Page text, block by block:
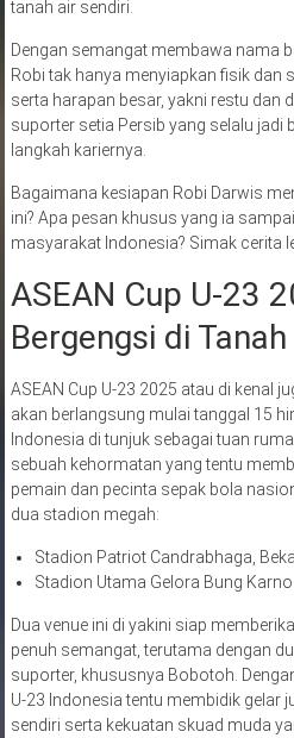
tanah air sendiri.
Dengan semangat membawa nama
Robi tak hanya menyiapkan fisik dan
serta harapan besar, yakni restu dan
suporter setia Persib yang selalu jadi
langkah kariernya.
Bagaimana kesiapan Robi Darwis
ini? Apa pesan khusus yang ia
masyarakat Indonesia? Simak cerita
ASEAN Cup U-23
Bergengsi di
ASEAN Cup U-23 2025 atau di kenal
akan berlangsung mulai tanggal 15
Indonesia di tunjuk sebagai tuan
sebuah kehormatan yang tentu
pemain dan pecinta sepak bola
dua stadion megah:
Stadion Patriot Candrabhaga,
Stadion Utama Gelora Bung
Dua venue ini di yakini siap
penuh semangat, terutama dengan
suporter, khususnya Bobotoh.
U-23 Indonesia tentu membidik gelar
sendiri serta kekuatan skuad muda